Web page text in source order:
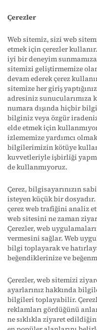
Çerezler
Web sitemiz, sizi web
etmek için çerezler
iyi bir deneyim
sitemizi geliştirmemize
devam ederek çerez
sitemize her giriş
adresiniz sunucularımıza
numara dışında hiçbir
bilginiz veya özgür
elde etmek için
izlememize yardımcı
bilgilerimizin kötüye
kuvvetleriyle işbirliği
de kullanmıyoruz.
Çerez, bilgisayarınızın
isteyen küçük bir
çerez web trafiğini analiz
web sitesini ne zaman
Çerezler, web
vermesini sağlar. Web
bilgi toplayarak ve
beğendiklerinize ve
Çerezler, web sitemizi
ayarlarınız hakkında
bilgileri toplayabilir.
reklamları gördüğünü
ne sıklıkla ziyaret